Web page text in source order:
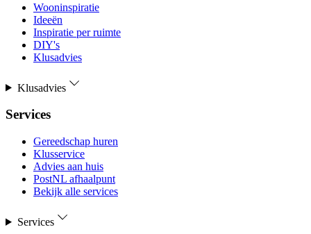
Wooninspiratie
Ideeën
Inspiratie per ruimte
DIY's
Klusadvies
Klusadvies
Services
Gereedschap huren
Klusservice
Advies aan huis
PostNL afhaalpunt
Bekijk alle services
Services